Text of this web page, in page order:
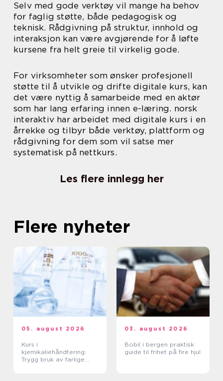
Selv med gode verktøy vil mange ha behov
for faglig støtte, både pedagogisk og
teknisk. Rådgivning på struktur, innhold og
interaksjon kan være avgjørende for å løfte
kursene fra helt greie til virkelig gode.
For virksomheter som ønsker profesjonell
støtte til å utvikle og drifte digitale kurs, kan
det være nyttig å samarbeide med en aktør
som har lang erfaring innen e-læring. norsk
interaktiv har arbeidet med digitale kurs i en
årrekke og tilbyr både verktøy, plattform og
rådgivning for dem som vil satse mer
systematisk på nettkurs.
Les flere innlegg her
Flere nyheter
05. august 2026
Kurs i
kjemikaliehåndtering:
Trygg bruk av farlige
03. august 2026
Bobil i bergen praktisk
guide til frihet på fire hjul